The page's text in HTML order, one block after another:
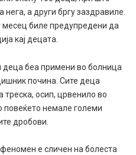
а други бргу заздравиле.
месец биле предупредени да
кај децата.
деца беа примени во болница
почина. Сите деца
осип, црвенило во
повеќето немале големи
дробови.
е сличен на болеста